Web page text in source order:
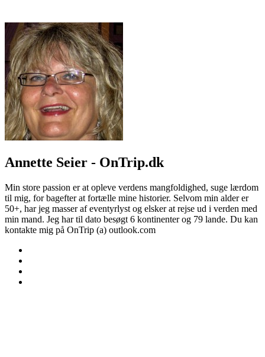
Annette Seier - OnTrip.dk
Min store passion er at opleve verdens mangfoldighed, suge lærdom
til mig, for bagefter at fortælle mine historier. Selvom min alder er
50+, har jeg masser af eventyrlyst og elsker at rejse ud i verden med
min mand. Jeg har til dato besøgt 6 kontinenter og 79 lande. Du kan
kontakte mig på OnTrip (a) outlook.com